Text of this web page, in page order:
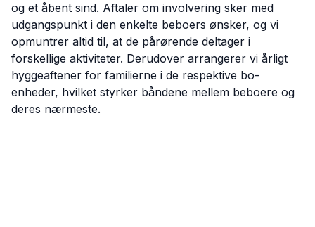
og et åbent sind. Aftaler om involvering sker med
udgangspunkt i den enkelte beboers ønsker, og vi
opmuntrer altid til, at de pårørende deltager i
forskellige aktiviteter. Derudover arrangerer vi årligt
hyggeaftener for familierne i de respektive bo-
enheder, hvilket styrker båndene mellem beboere og
deres nærmeste.